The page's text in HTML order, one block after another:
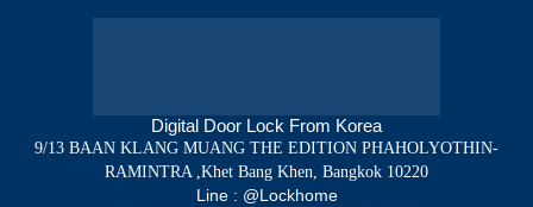
Digital Door Lock From Korea
9/13 BAAN KLANG MUANG THE EDITION PHAHOLYOTHIN-
RAMINTRA ,Khet Bang Khen, Bangkok 10220
Line : @Lockhome